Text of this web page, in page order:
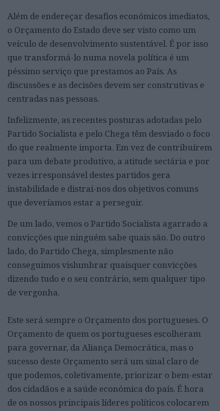
Além de endereçar desafios económicos imediatos,
o Orçamento do Estado deve ser visto como um
veículo de desenvolvimento sustentável. É por isso
que transformá-lo numa novela política é um
péssimo serviço que prestamos ao País. As
discussões e as decisões devem ser construtivas e
centradas nas pessoas.
Infelizmente, as recentes posturas adotadas pelo
Partido Socialista e pelo Chega têm desviado o foco
do que realmente importa. Em vez de contribuírem
para um debate produtivo, a atitude sectária e por
vezes irresponsável destes partidos gera
instabilidade e distrai-nos dos objetivos comuns
que deveríamos estar a perseguir.
De um lado, vemos o Partido Socialista agarrado a
convicções que ninguém sabe quais são. Do outro
lado, do Partido Chega, simplesmente não
conseguimos vislumbrar quaisquer convicções
dizendo tudo e o seu contrário, sem qualquer tipo
de vergonha.
Este será sempre o Orçamento dos portugueses. O
Orçamento de quem os portugueses escolheram
para governar, da Aliança Democrática, mas o
sucesso deste Orçamento será um sinal claro de
que podemos, coletivamente, priorizar o bem-estar
dos cidadãos e a saúde económica do país. É hora
de os nossos principais líderes políticos colocarem